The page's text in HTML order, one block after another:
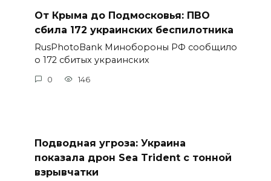
От Крыма до Подмосковья: ПВО
сбила 172 украинских беспилотника
RusPhotoBank Минобороны РФ сообщило
о 172 сбитых украинских
0 146
Подводная угроза: Украина
показала дрон Sea Trident с тонной
взрывчатки